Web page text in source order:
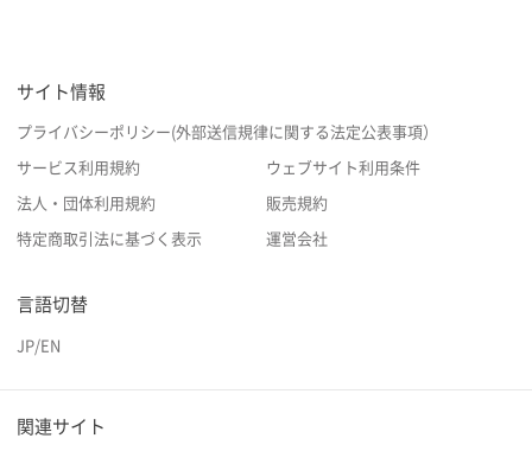
サポート
サイト情報
プライバシーポリシー(外部送信規律に関する法定公表事項）
サービス利用規約 ウェブサイト利用条件
法人・団体利用規約 販売規約
特定商取引法に基づく表示 運営会社
言語切替
JP/EN
関連サイト